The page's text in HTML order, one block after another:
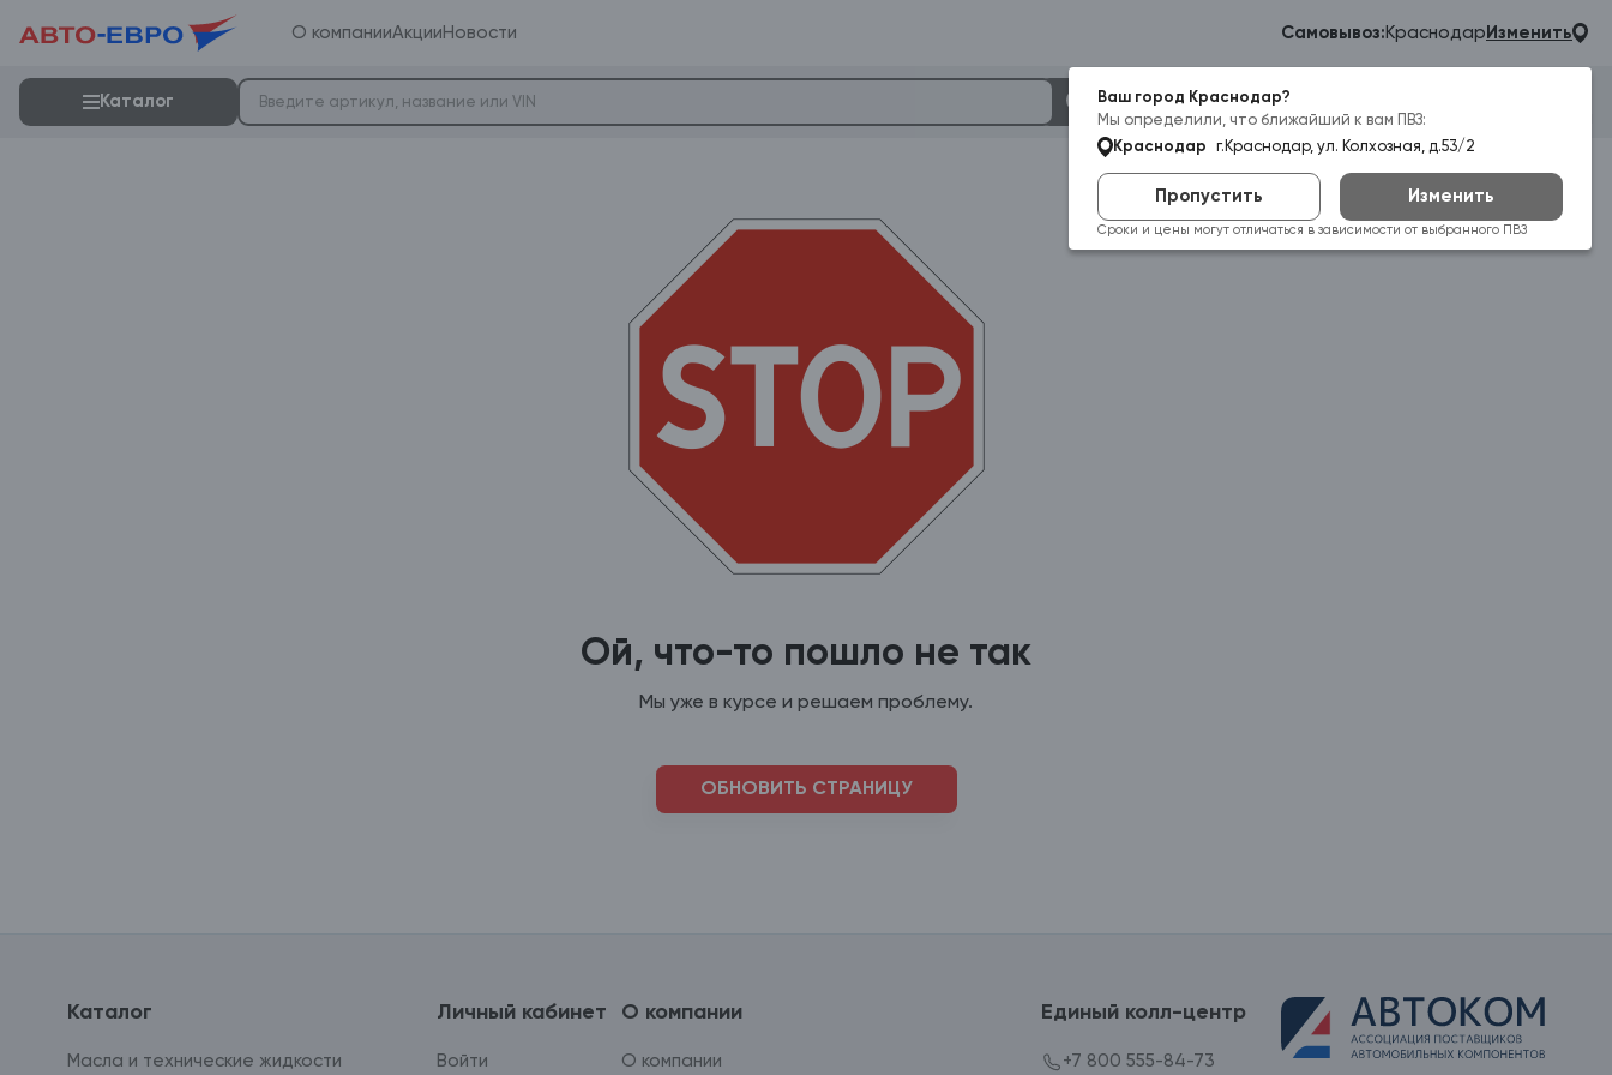
О компанииАкции Новости Самовывоз: Краснодар Изменить
Ваш город Краснодар?
Мы определили, что ближайший к вам ПВЗ:
Краснодар
г.Краснодар, ул. Колхозная, д.53/2
Пропустить Изменить
Сроки и цены могут отличаться в зависимости от выбранного ПВЗ
Каталог
Гараж
Ой, что-то пошло не так
Мы уже в курсе и решаем проблему.
ОБНОВИТЬ СТРАНИЦУ
Каталог
Масла и технические жидкости
Личный кабинет
Войти
О компании
О компании
Единый колл-центр
+7 800 555-84-73